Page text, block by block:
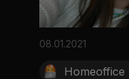
08.01.2021
Homeoffice